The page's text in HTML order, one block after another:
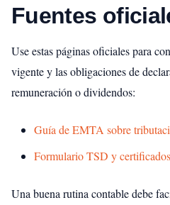
Fuentes
Use estas páginas oficiales para
vigente y las obligaciones de
remuneración o dividendos:
Guía de EMTA sobre
Formulario TSD y
Una buena rutina contable debe